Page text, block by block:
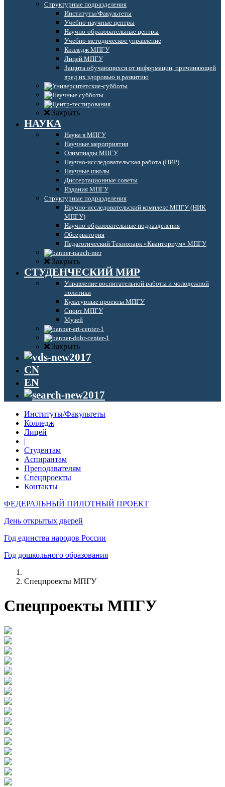
Структурные подразделения
Институты/Факультеты
Учебно-научные центры
Научно-образовательные центры
Учебно-методическое управление
Колледж МПГУ
Лицей МПГУ
Защита обучающихся от информации, причиняющей
вред их здоровью и развитию
Закрыть
НАУКА
Наука в МПГУ
Научные мероприятия
Олимпиады МПГУ
Научно-исследовательская работа (НИР)
Научные школы
Диссертационные советы
Издания МПГУ
Структурные подразделения
Научно-исследовательский комплекс МПГУ (НИК
МПГУ)
Научно-образовательные подразделения
Обсерватория
Педагогический Технопарк «Кванториум» МПГУ
Закрыть
СТУДЕНЧЕСКИЙ МИР
Управление воспитательной работы и молодежной
политики
Культурные проекты МПГУ
Спорт МПГУ
Музей
Закрыть
CN
EN
Институты/Факультеты
Колледж
Лицей
|
Студентам
Аспирантам
Преподавателям
Спецпроекты
Контакты
ФЕДЕРАЛЬНЫЙ ПИЛОТНЫЙ ПРОЕКТ
День открытых дверей
Год единства народов России
Год дошкольного образования
Спецпроекты МПГУ
Спецпроекты МПГУ